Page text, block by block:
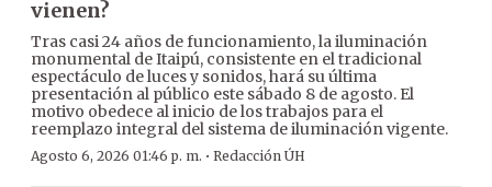
vienen?
Tras casi 24 años de funcionamiento, la iluminación
monumental de Itaipú, consistente en el tradicional
espectáculo de luces y sonidos, hará su última
presentación al público este sábado 8 de agosto. El
motivo obedece al inicio de los trabajos para el
reemplazo integral del sistema de iluminación vigente.
Agosto 6, 2026 01:46 p. m. · Redacción ÚH